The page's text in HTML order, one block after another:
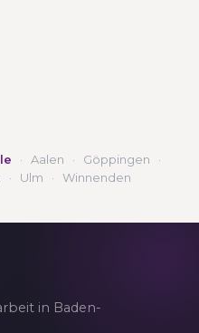
· Aalen · Göppingen
·
· Ulm · Winnenden
in Baden-